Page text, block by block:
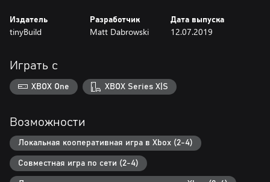
Издатель
tinyBuild
Разработчик
Matt Dabrowski
Дата выпуска
12.07.2019
Играть с
XBOX One XBOX Series X|S
Возможности
Локальная кооперативная игра в Xbox (2-4)
Совместная игра по сети (2-4)